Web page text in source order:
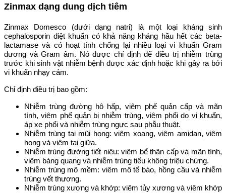
Zinmax dạng dung dịch tiêm
Zinmax Domesco (dưới dạng natri) là một loại kháng sinh
cephalosporin diệt khuẩn có khả năng kháng hầu hết các beta-
lactamase và có hoạt tính chống lại nhiều loại vi khuẩn Gram
dương và Gram âm. Nó được chỉ định để điều trị nhiễm trùng
trước khi sinh vật nhiễm bệnh được xác định hoặc khi gây ra bởi
vi khuẩn nhạy cảm.
Chỉ định điều trị bao gồm:
Nhiễm trùng đường hô hấp, viêm phế quản cấp và mãn
tính, viêm phế quản bị nhiễm trùng, viêm phổi do vi khuẩn,
áp xe phổi và nhiễm trùng ngực sau phẫu thuật.
Nhiễm trùng tai mũi họng: viêm xoang, viêm amidan, viêm
họng và viêm tai giữa.
Nhiễm trùng đường tiết niệu: viêm bể thận cấp và mãn tính,
viêm bàng quang và nhiễm trùng tiểu không triệu chứng.
Nhiễm trùng mô mềm: viêm mô tế bào, hồng cầu và nhiễm
trùng vết thương.
Nhiễm trùng xương và khớp: viêm tủy xương và viêm khớp